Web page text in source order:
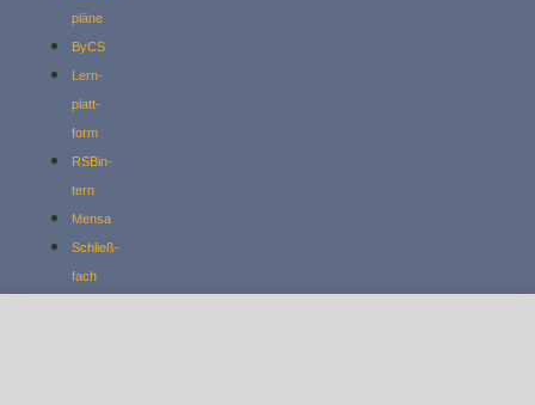
pläne
ByCS
Lern­
platt­
form
RSBin­
tern
Mensa
Schließ­
fach